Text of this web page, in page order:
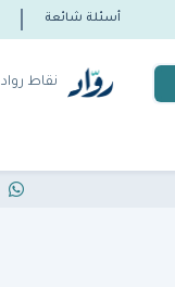
أسئلة شائعة
نقاط رواد